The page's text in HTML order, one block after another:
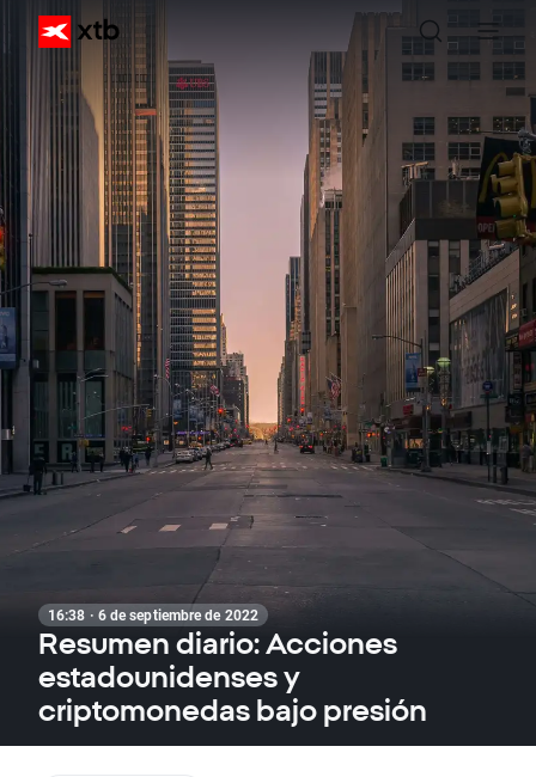
16:38 · 6 de septiembre de 2022
Resumen diario: Acciones
estadounidenses y
criptomonedas bajo presión